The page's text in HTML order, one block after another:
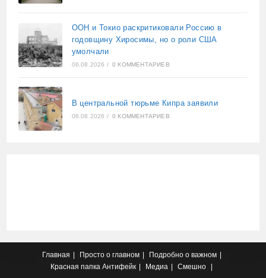
ООН и Токио раскритиковали Россию в
годовщину Хиросимы, но о роли США
умолчали
06.08.2026 / 0 КОММЕНТАРИЕВ
В центральной тюрьме Кипра заявили
06.08.2026 / 0 КОММЕНТАРИЕВ
Главная Просто о главном
Подробно о важном
Красная папка Антифейк Медиа Смешно